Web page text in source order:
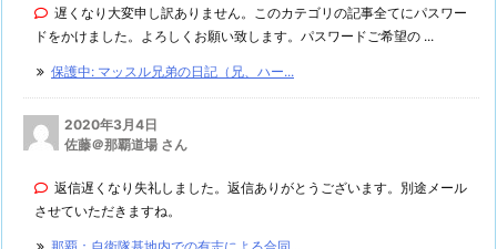
遅くなり大変申し訳ありません。このカテゴリの記事全てにパスワー
ドをかけました。よろしくお願い致します。パスワードご希望の ...
保護中: マッスル兄弟の日記（兄、ハー...
2020年3月4日
佐藤＠那覇道場 さん
返信遅くなり失礼しました。返信ありがとうございます。別途メール
させていただきますね。